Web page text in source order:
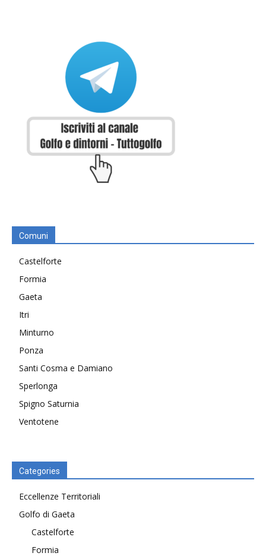
Comuni
Castelforte
Formia
Gaeta
Itri
Minturno
Ponza
Santi Cosma e Damiano
Sperlonga
Spigno Saturnia
Ventotene
Categories
Eccellenze Territoriali
Golfo di Gaeta
Castelforte
Formia